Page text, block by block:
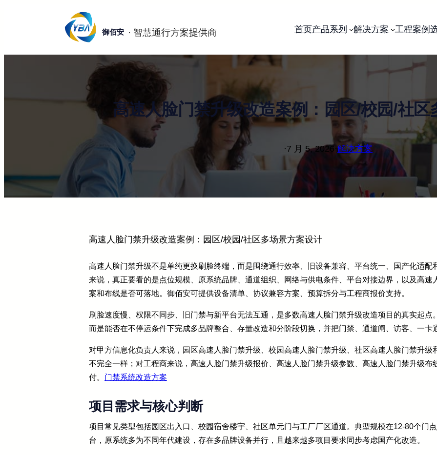
御佰安 首页产品系列 解决方案 工程案例
高速人脸门禁升级改造案例：园区/校园/社区
·7 月 5, 2026·解决方案
高速人脸门禁升级改造案例：园区/校园/社区多场景方案设计
高速人脸门禁升级不是单纯更换刷脸终端，而是围绕通行效率、旧设备兼容、平台统一、国产化适
来说，真正要看的是点位规模、原系统品牌、通道组织、网络与供电条件、平台对接边界，以及高
案和布线是否可落地。御佰安可提供设备清单、协议兼容方案、预算拆分与工程商报价支持。
刷脸速度慢、权限不同步、旧门禁与新平台无法互通，是多数高速人脸门禁升级改造项目的真实起点
而是能否在不停运条件下完成多品牌整合、存量改造和分阶段切换，并把门禁、通道闸、访客、一卡
对甲方信息化负责人来说，园区高速人脸门禁升级、校园高速人脸门禁升级、社区高速人脸门禁升
不完全一样；对工程商来说，高速人脸门禁升级报价、高速人脸门禁升级参数、高速人脸门禁升级布
付。 门禁系统改造方案
项目需求与核心判断
项目常见类型包括园区出入口、校园宿舍楼宇、社区单元门与工厂厂区通道。典型规模在12-80个门
台，原系统多为不同年代建设，存在多品牌设备并行，且越来越多项目要求同步考虑国产化改造。